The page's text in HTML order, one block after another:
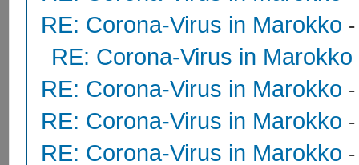
RE: Corona-Virus in Marokko
RE: Corona-Virus in Marokko
RE: Corona-Virus in Marokko
RE: Corona-Virus in Marokko
RE: Corona-Virus in Marokko